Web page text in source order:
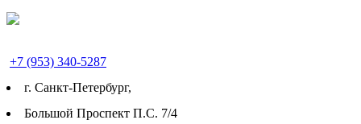
+7 (953) 340-5287
г. Cанкт-Петербург,
Большой Проспект П.С. 7/4